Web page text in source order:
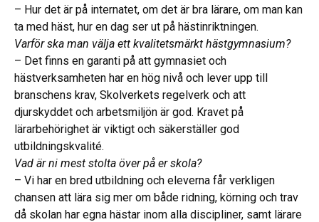
– Hur det är på internatet, om det är bra lärare, om man kan
ta med häst, hur en dag ser ut på hästinriktningen.
Varför ska man välja ett kvalitetsmärkt hästgymnasium?
– Det finns en garanti på att gymnasiet och
hästverksamheten har en hög nivå och lever upp till
branschens krav, Skolverkets regelverk och att
djurskyddet och arbetsmiljön är god. Kravet på
lärarbehörighet är viktigt och säkerställer god
utbildningskvalité.
Vad är ni mest stolta över på er skola?
– Vi har en bred utbildning och eleverna får verkligen
chansen att lära sig mer om både ridning, körning och trav
då skolan har egna hästar inom alla discipliner, samt lärare